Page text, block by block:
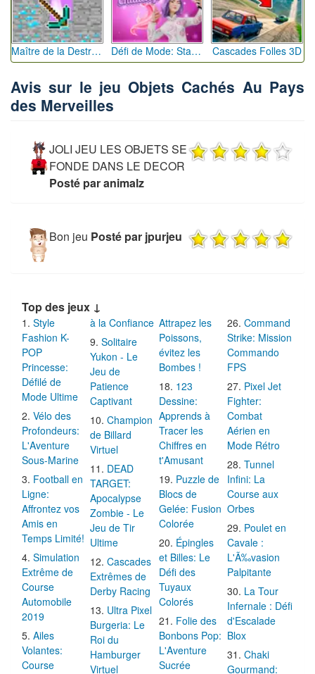
Maître de la Destruction: Fusion de Pioches Défi de Mode: Star du Podium Cascades Folles 3D
Avis sur le jeu Objets Cachés Au Pays
des Merveilles
JOLI JEU LES OBJETS SE
FONDE DANS LE DECOR
Posté par animalz
Bon jeu Posté par jpurjeu
Top des jeux ↓
Style
Fashion K-
POP
Princesse:
Défilé de
Mode Ultime
Vélo des
Profondeurs:
L'Aventure
Sous-Marine
Football en
Ligne:
Affrontez vos
Amis en
Temps Limité!
Simulation
Extrême de
Course
Automobile
2019
Ailes
Volantes:
Course
à la Confiance
Solitaire
Yukon - Le
Jeu de
Patience
Captivant
Champion
de Billard
Virtuel
DEAD
TARGET:
Apocalypse
Zombie - Le
Jeu de Tir
Ultime
Cascades
Extrêmes de
Derby Racing
Ultra Pixel
Burgeria: Le
Roi du
Hamburger
Virtuel
Attrapez les
Poissons,
évitez les
Bombes !
123
Dessine:
Apprends à
Tracer les
Chiffres en
t'Amusant
Puzzle de
Blocs de
Gelée: Fusion
Colorée
Épingles
et Billes: Le
Défi des
Tuyaux
Colorés
Folie des
Bonbons Pop:
L'Aventure
Sucrée
Command
Strike: Mission
Commando
FPS
Pixel Jet
Fighter:
Combat
Aérien en
Mode Rétro
Tunnel
Infini: La
Course aux
Orbes
Poulet en
Cavale :
L'Ã‰vasion
Palpitante
La Tour
Infernale : Défi
d'Escalade
Blox
Chaki
Gourmand: